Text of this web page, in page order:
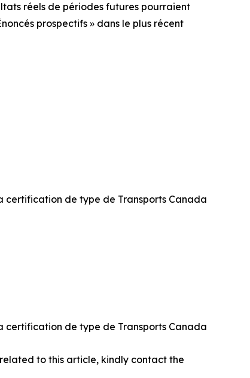
réels de périodes futures pourraient
prospectifs » dans le plus récent
certification de type de Transports Canada
certification de type de Transports Canada
to this article, kindly contact the